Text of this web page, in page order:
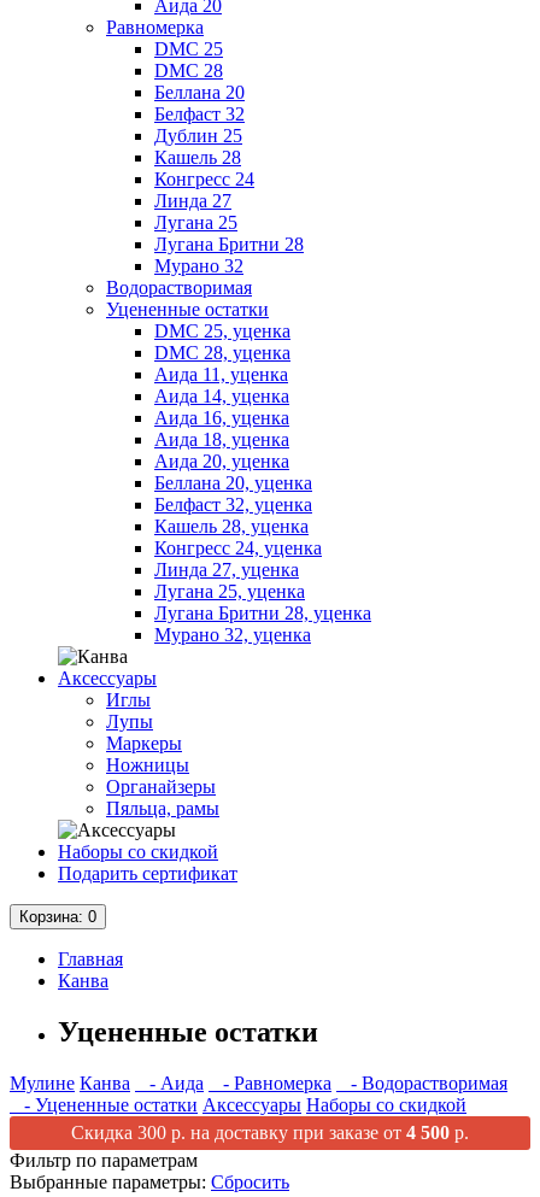
Аида 20
Равномерка
DMC 25
DMC 28
Беллана 20
Белфаст 32
Дублин 25
Кашель 28
Конгресс 24
Линда 27
Лугана 25
Лугана Бритни 28
Мурано 32
Водорастворимая
Уцененные остатки
DMC 25, уценка
DMC 28, уценка
Аида 11, уценка
Аида 14, уценка
Аида 16, уценка
Аида 18, уценка
Аида 20, уценка
Беллана 20, уценка
Белфаст 32, уценка
Кашель 28, уценка
Конгресс 24, уценка
Линда 27, уценка
Лугана 25, уценка
Лугана Бритни 28, уценка
Мурано 32, уценка
Аксессуары
Иглы
Лупы
Маркеры
Ножницы
Органайзеры
Пяльца, рамы
Наборы со скидкой
Подарить сертификат
Корзина: 0
Главная
Канва
Уцененные остатки
Мулине Канва - Аида - Равномерка
- Водорастворимая
- Уцененные остатки Аксессуары Наборы со скидкой
Скидка 300 р. на доставку при заказе от 4 500 р.
Фильтр по параметрам
Выбранные параметры: Сбросить